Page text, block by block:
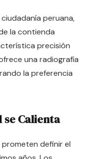
peruana,
la contienda
precisión
una radiografía
la preferencia
Calienta
definir el